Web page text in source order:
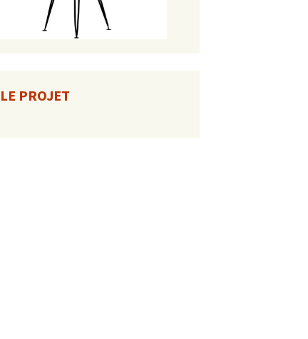
LE PROJET